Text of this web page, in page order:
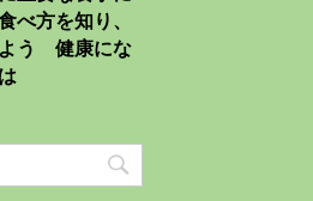
方を知り、
う 健康にな